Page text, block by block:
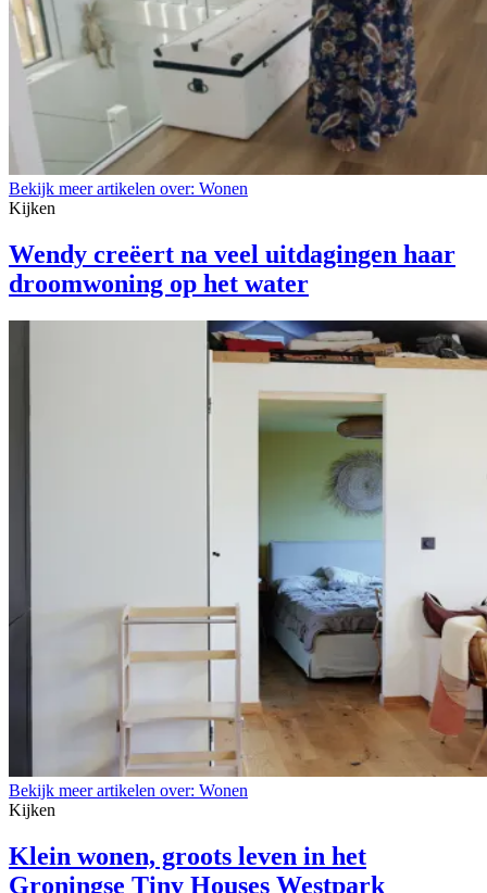
Bekijk meer artikelen over: Wonen
Kijken
Wendy creëert na veel uitdagingen haar
droomwoning op het water
Bekijk meer artikelen over: Wonen
Kijken
Klein wonen, groots leven in het
Groningse Tiny Houses Westpark